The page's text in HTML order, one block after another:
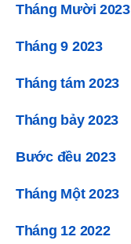
Tháng Mười 2023
Tháng 9 2023
Tháng tám 2023
Tháng bảy 2023
Bước đều 2023
Tháng Một 2023
Tháng 12 2022